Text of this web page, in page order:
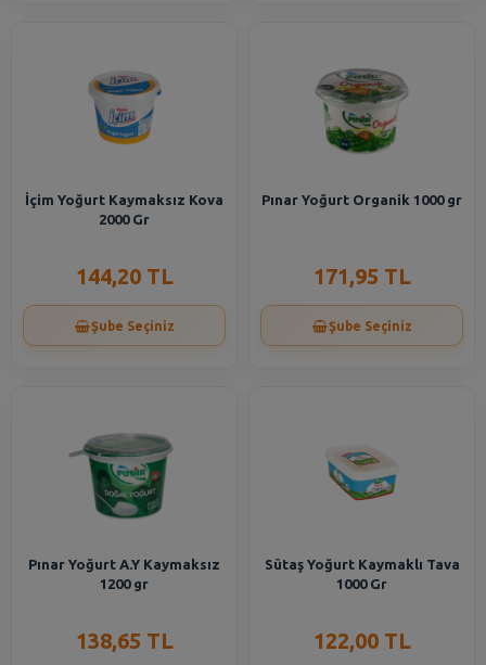
İçim Yoğurt Kaymaksız Kova
2000 Gr
144,20 TL
Şube Seçiniz
Pınar Yoğurt Organik 1000 gr
171,95 TL
Şube Seçiniz
Pınar Yoğurt A.Y Kaymaksız
1200 gr
138,65 TL
Sütaş Yoğurt Kaymaklı Tava
1000 Gr
122,00 TL